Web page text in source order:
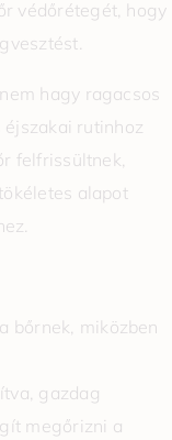
védőrétegét, hogy
hagy ragacsos
rutinhoz
felfrissültnek,
alapot
bőrnek, miközben
gazdag
megőrizni a